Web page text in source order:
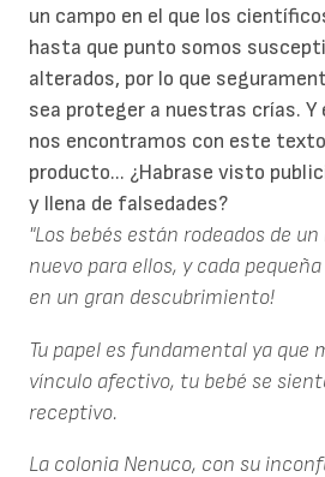
un campo en el que los
hasta que punto somos
alterados, por lo que
sea proteger a nuestras crías.
nos encontramos con este texto
producto... ¿Habrase visto
y llena de falsedades?
"Los bebés están rodeados de
nuevo para ellos, y cada
en un gran descubrimiento!
Tu papel es fundamental ya que
vínculo afectivo, tu bebé se
receptivo.
La colonia Nenuco, con su